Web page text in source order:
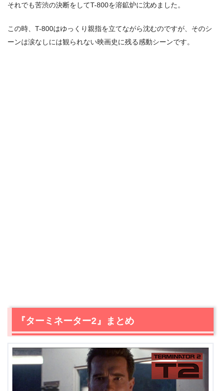
それでも苦渋の決断をしてT-800を溶鉱炉に沈めました。
この時、T-800はゆっくり親指を立てながら沈むのですが、そのシ
ーンは涙なしには観られない映画史に残る感動シーンです。
『ターミネーター2』まとめ